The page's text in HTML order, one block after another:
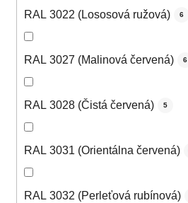
RAL 3022 (Lososová ružová) 6
RAL 3027 (Malinová červená) 6
RAL 3028 (Čistá červená) 5
RAL 3031 (Orientálna červená)
RAL 3032 (Perleťová rubínová)